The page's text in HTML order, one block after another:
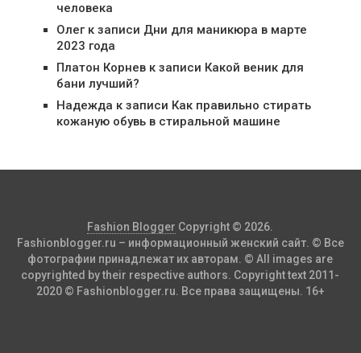
человека
Олегк записи Дни для маникюра в марте
2023 года
Платон Корневк записи Какой веник для
бани лучший?
Надежда к записи Как правильно стирать
кожаную обувь в стиральной машине
Fashion Blogger Copyright © 2026.
Fashionblogger.ru – информационный женский сайт. © Все
фотографии принадлежат их авторам. © All images are
copyrighted by their respective authors. Copyright text 2011-
2020 © Fashionblogger.ru. Все права защищены. 16+